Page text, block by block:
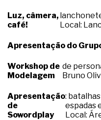
Luz, câmera,
café!
Local:
Apresentação do
Workshop de
Modelagem
de
Bruno
Apresentação
de
Sowordplay
:
espadas
Local: